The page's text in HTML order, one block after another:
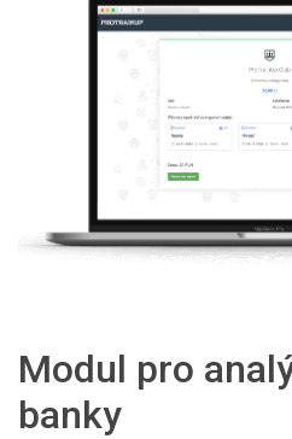
Modul pro
banky